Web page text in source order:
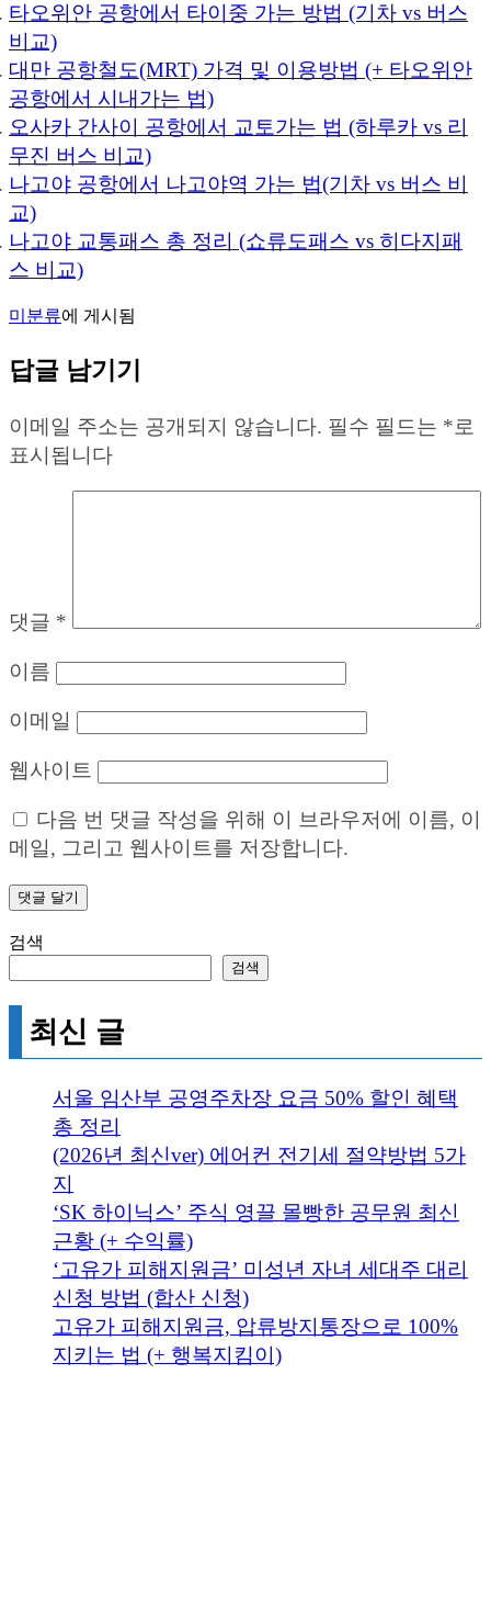
타오위안 공항에서 타이중 가는 방법 (기차 vs 버스
비교)
대만 공항철도(MRT) 가격 및 이용방법 (+ 타오위안
공항에서 시내가는 법)
오사카 간사이 공항에서 교토가는 법 (하루카 vs 리
무진 버스 비교)
나고야 공항에서 나고야역 가는 법(기차 vs 버스 비
교)
나고야 교통패스 총 정리 (쇼류도패스 vs 히다지패
스 비교)
미분류에 게시됨
답글 남기기
이메일 주소는 공개되지 않습니다. 필수 필드는 *로
표시됩니다
댓글 *
이름
이메일
웹사이트
다음 번 댓글 작성을 위해 이 브라우저에 이름, 이
메일, 그리고 웹사이트를 저장합니다.
검색
검색
최신 글
서울 임산부 공영주차장 요금 50% 할인 혜택
총 정리
(2026년 최신ver) 에어컨 전기세 절약방법 5가
지
‘SK 하이닉스’ 주식 영끌 몰빵한 공무원 최신
근황 (+ 수익률)
‘고유가 피해지원금’ 미성년 자녀 세대주 대리
신청 방법 (합산 신청)
고유가 피해지원금, 압류방지통장으로 100%
지키는 법 (+ 행복지킴이)